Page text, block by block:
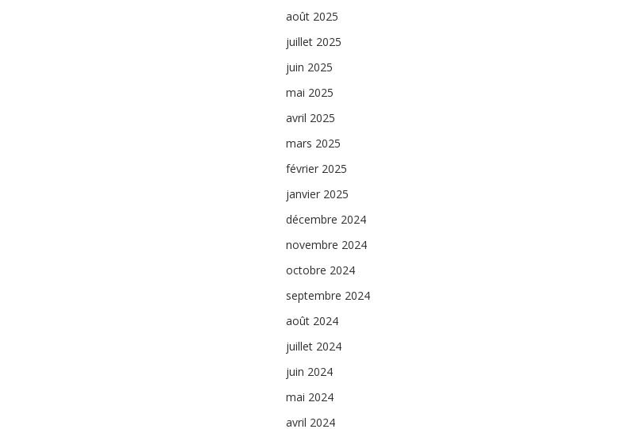
août 2025
juillet 2025
juin 2025
mai 2025
avril 2025
mars 2025
février 2025
janvier 2025
décembre 2024
novembre 2024
octobre 2024
septembre 2024
août 2024
juillet 2024
juin 2024
mai 2024
avril 2024